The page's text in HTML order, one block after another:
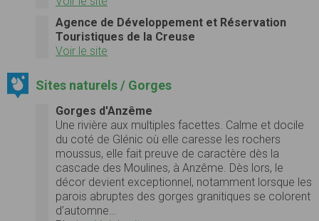
Agence de Développement et Réservation
Touristiques de la Creuse
Voir le site
Sites naturels / Gorges
Gorges d'Anzême
Une rivière aux multiples facettes. Calme et docile
du coté de Glénic où elle caresse les rochers
moussus, elle fait preuve de caractère dès la
cascade des Moulines, à Anzême. Dès lors, le
décor devient exceptionnel, notamment lorsque les
parois abruptes des gorges granitiques se colorent
d’automne…